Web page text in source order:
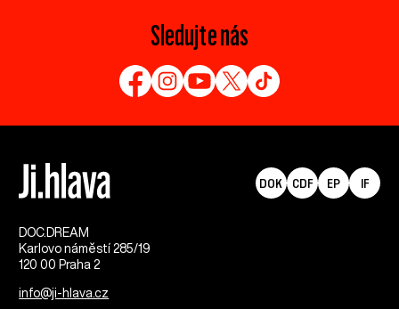
Sledujte nás
DOC.DREAM​
Karlovo náměstí 285/19
120 00 Praha 2
info@ji-hlava.cz
DOK CDF EP IF